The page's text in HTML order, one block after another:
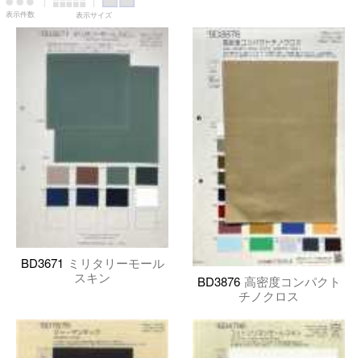
表示件数 表示サイズ
BD3671 ミリタリーモール
スキン
BD3876 高密度コンパクト
チノクロス